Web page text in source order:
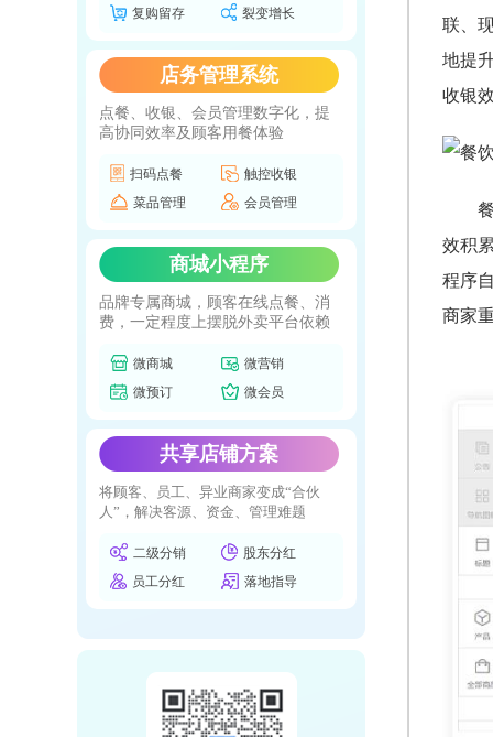
复购留存
裂变增长
店务管理系统
点餐、收银、会员管理数字化，提
高协同效率及顾客用餐体验
扫码点餐
触控收银
菜品管理
会员管理
商城小程序
品牌专属商城，顾客在线点餐、消
费，一定程度上摆脱外卖平台依赖
微商城
微营销
微预订
微会员
共享店铺方案
将顾客、员工、异业商家变成“合伙
人”，解决客源、资金、管理难题
二级分销
股东分红
员工分红
落地指导
联、
地提
收银
效积
程序
商家